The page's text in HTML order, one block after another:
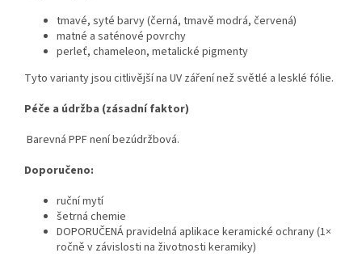
tmavé, syté barvy (černá, tmavě modrá, červená)
matné a saténové povrchy
perleť, chameleon, metalické pigmenty
Tyto varianty jsou citlivější na UV záření než světlé a lesklé fólie.
Péče a údržba (zásadní faktor)
Barevná PPF není bezúdržbová.
Doporučeno:
ruční mytí
šetrná chemie
DOPORUČENÁ pravidelná aplikace keramické ochrany (1×
ročně v závislosti na životnosti keramiky)